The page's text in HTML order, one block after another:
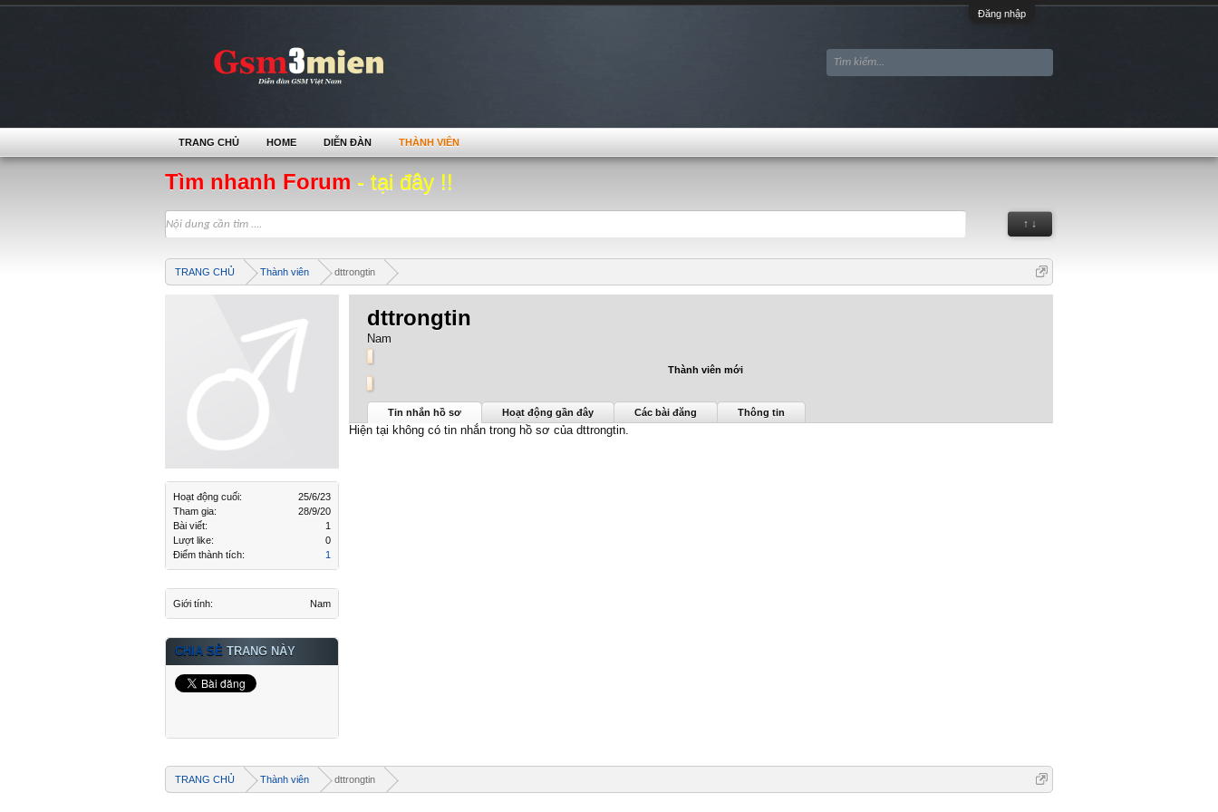
Đăng nhập
Tìm nhanh Forum - tại đây !!
↑ ↓
TRANG CHỦ Thành viên dttrongtin
Hoạt động cuối:
25/6/23
Tham gia:
28/9/20
Bài viết:
1
Lượt like:
0
Điểm thành tích:
1
Giới tính: Nam
CHIA SẺ TRANG NÀY
dttrongtin
Nam
Thành viên mới
dttrongtin được nhìn thấy lần cuối: 25/6/23
Tin nhắn hồ sơ Hoạt động gần đây Các bài đăng Thông tin
Hiện tại không có tin nhắn trong hồ sơ của dttrongtin.
TRANG CHỦ Thành viên dttrongtin
TRANG CHỦ HOME DIỄN ĐÀN THÀNH VIÊN